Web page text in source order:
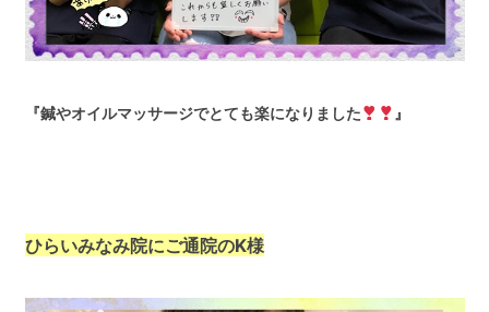
『鍼やオイルマッサージでとても楽になりました 』
ひらいみなみ院にご通院のK様